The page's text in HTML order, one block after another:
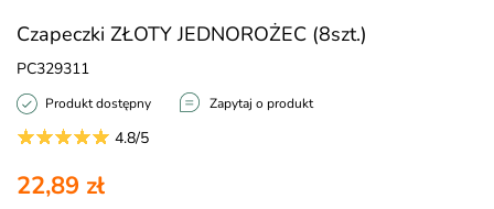
Czapeczki ZŁOTY JEDNOROŻEC (8szt.)
PC329311
Produkt dostępny Zapytaj o produkt
4.8/5
22,89 zł